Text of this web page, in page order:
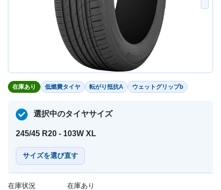
在庫あり 低燃費タイヤ 転がり抵抗A ウェットグリップb
選択中のタイヤサイズ
245/45 R20 - 103W XL
サイズを選び直す
在庫状況 在庫あり